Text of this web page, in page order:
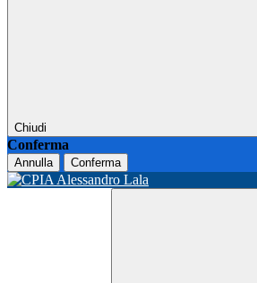
Chiudi
Conferma
Annulla Conferma